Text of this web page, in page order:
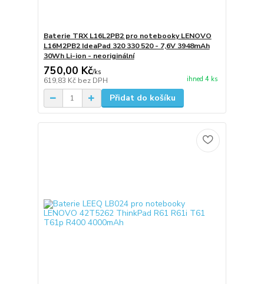
Baterie TRX L16L2PB2 pro notebooky LENOVO
L16M2PB2 IdeaPad 320 330 520 - 7,6V 3948mAh
30Wh Li-ion - neoriginální
750,00 Kč/ks
619,83 Kč bez DPH ihned 4 ks
Přidat do košíku